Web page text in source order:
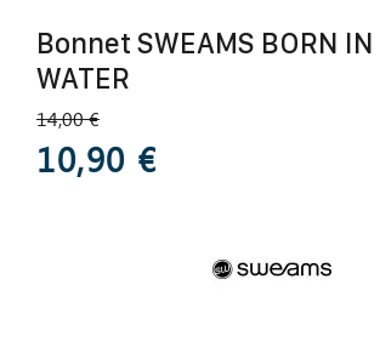
Bonnet SWEAMS BORN IN
WATER
14,00 €
10,90 €